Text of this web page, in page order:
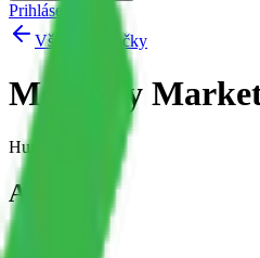
Prihlásenie
Všetky pobočky
Merkury
Humenné
Adresa